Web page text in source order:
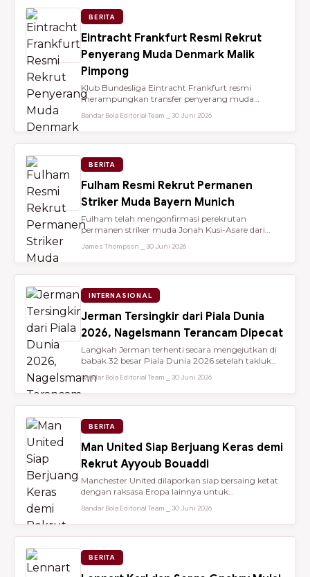
BERITA
Eintracht Frankfurt Resmi Rekrut
Penyerang Muda Denmark Malik
Pimpong
Klub Bundesliga Eintracht Frankfurt resmi
merampungkan transfer penyerang muda
Bandar Bola Editorial Team ⎯ 30 Juni 2026
BERITA
Fulham Resmi Rekrut Permanen
Striker Muda Bayern Munich
Fulham telah mengonfirmasi perekrutan
permanen striker muda Jonah Kusi-Asare dari
James Thompson ⎯ 30 Juni 2026
INTERNASIONAL
Jerman Tersingkir dari Piala Dunia
2026, Nagelsmann Terancam Dipecat
Langkah Jerman terhenti secara mengejutkan di
babak 32 besar Piala Dunia 2026 setelah takluk
Bandar Bola Editorial Team ⎯ 30 Juni 2026
BERITA
Man United Siap Berjuang Keras demi
Rekrut Ayyoub Bouaddi
Manchester United dilaporkan siap bersaing ketat
dengan raksasa Eropa lainnya untuk
Bandar Bola Editorial Team ⎯ 30 Juni 2026
BERITA